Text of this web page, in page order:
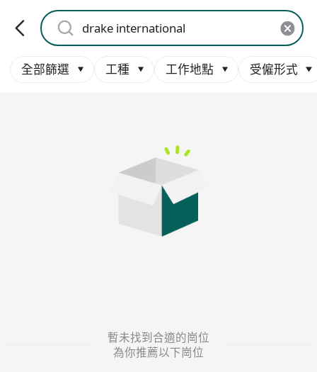
全部篩選 工種 工作地點 受僱形式
暫未找到合適的崗位
為你推薦以下崗位